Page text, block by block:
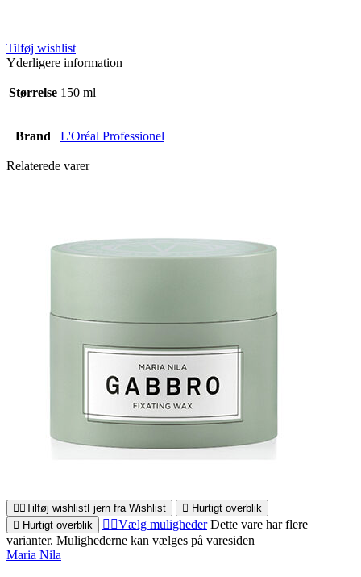
Tilføj wishlist
Yderligere information
Størrelse 150 ml
Brand L'Oréal Professionel
Relaterede varer
Tilføj wishlistFjern fra Wishlist
Hurtigt overblik
Hurtigt overblik
Vælg muligheder Dette vare har flere
varianter. Mulighederne kan vælges på varesiden
Maria Nila